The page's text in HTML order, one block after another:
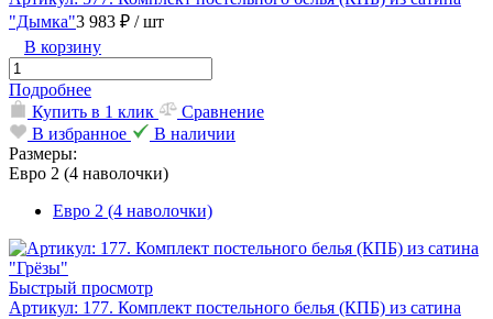
"Дымка"3 983 ₽ / шт
В корзину
Подробнее
Купить в 1 клик
Сравнение
В избранное
В наличии
Размеры:
Евро 2 (4 наволочки)
Евро 2 (4 наволочки)
Быстрый просмотр
Артикул: 177. Комплект постельного белья (КПБ) из сатина